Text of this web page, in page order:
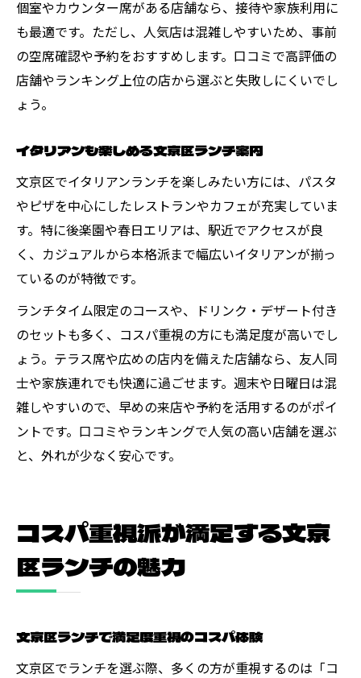
個室やカウンター席がある店舗なら、接待や家族利用に
も最適です。ただし、人気店は混雑しやすいため、事前
の空席確認や予約をおすすめします。口コミで高評価の
店舗やランキング上位の店から選ぶと失敗しにくいでし
ょう。
イタリアンも楽しめる文京区ランチ案内
文京区でイタリアンランチを楽しみたい方には、パスタ
やピザを中心にしたレストランやカフェが充実していま
す。特に後楽園や春日エリアは、駅近でアクセスが良
く、カジュアルから本格派まで幅広いイタリアンが揃っ
ているのが特徴です。
ランチタイム限定のコースや、ドリンク・デザート付き
のセットも多く、コスパ重視の方にも満足度が高いでし
ょう。テラス席や広めの店内を備えた店舗なら、友人同
士や家族連れでも快適に過ごせます。週末や日曜日は混
雑しやすいので、早めの来店や予約を活用するのがポイ
ントです。口コミやランキングで人気の高い店舗を選ぶ
と、外れが少なく安心です。
コスパ重視派が満足する文京
区ランチの魅力
文京区ランチで満足度重視のコスパ体験
文京区でランチを選ぶ際、多くの方が重視するのは「コ